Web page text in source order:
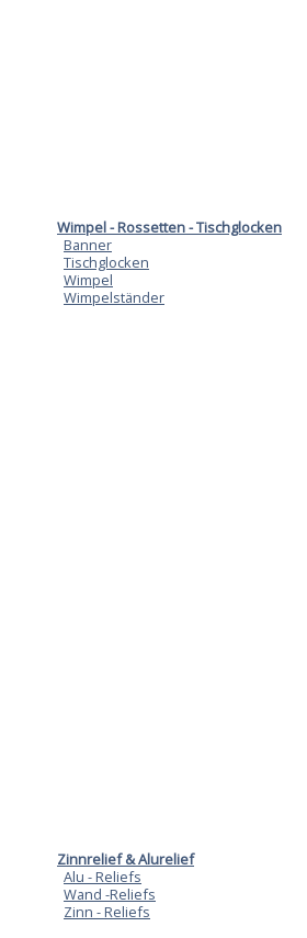
Wimpel - Rossetten - Tischglocken
Banner
Tischglocken
Wimpel
Wimpelständer
Zinnrelief & Alurelief
Alu - Reliefs
Wand -Reliefs
Zinn - Reliefs